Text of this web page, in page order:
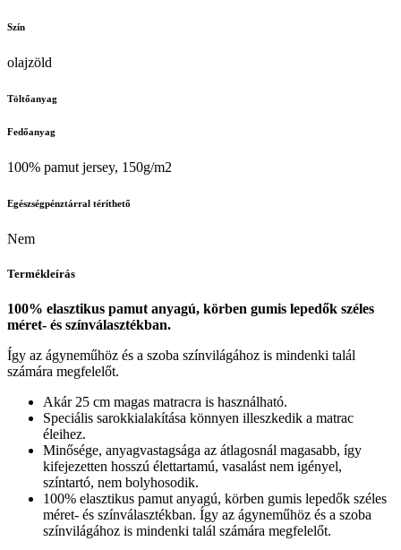
Szín
olajzöld
Töltőanyag
Fedőanyag
100% pamut jersey, 150g/m2
Egészségpénztárral téríthető
Nem
Termékleírás
100% elasztikus pamut anyagú, körben gumis lepedők széles
méret- és színválasztékban.
Így az ágyneműhöz és a szoba színvilágához is mindenki talál
számára megfelelőt.
Akár 25 cm magas matracra is használható.
Speciális sarokkialakítása könnyen illeszkedik a matrac
éleihez.
Minősége, anyagvastagsága az átlagosnál magasabb, így
kifejezetten hosszú élettartamú, vasalást nem igényel,
színtartó, nem bolyhosodik.
100% elasztikus pamut anyagú, körben gumis lepedők széles
méret- és színválasztékban. Így az ágyneműhöz és a szoba
színvilágához is mindenki talál számára megfelelőt.